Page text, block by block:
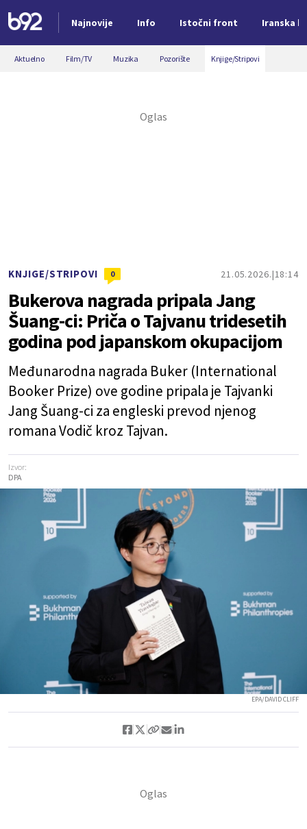
Najnovije Info Istočni front Iranska
Nova vest
Aktuelno Film/TV Muzika Pozorište Knjige/Stripovi
KNJIGE/STRIPOVI 0 21.05.2026. 18:14
Bukerova nagrada pripala Jang
Šuang-ci: Priča o Tajvanu tridesetih
godina pod japanskom okupacijom
Međunarodna nagrada Buker (International
Booker Prize) ove godine pripala je Tajvanki
Jang Šuang-ci za engleski prevod njenog
romana Vodič kroz Tajvan.
Izvor:
DPA
EPA/DAVID CLIFF